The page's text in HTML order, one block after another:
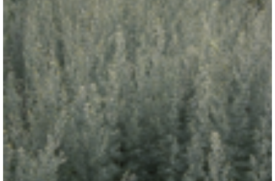
Absintalsem
Artemisia absinthium